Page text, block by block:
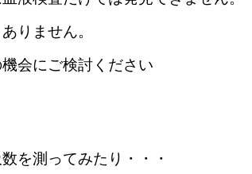
りません。
会にご検討ください
を測ってみたり・・・